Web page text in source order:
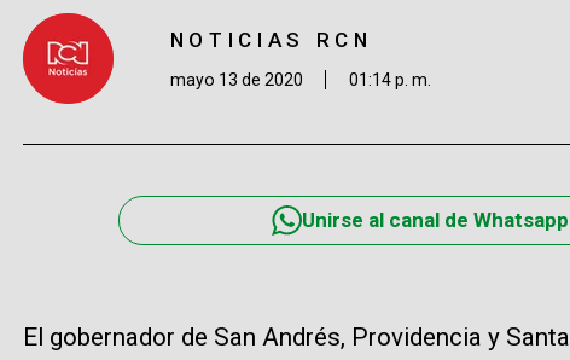
NOTICIAS RCN
mayo 13 de 2020 01:14 p. m.
Unirse al canal de
El gobernador de San Andrés, Providencia y